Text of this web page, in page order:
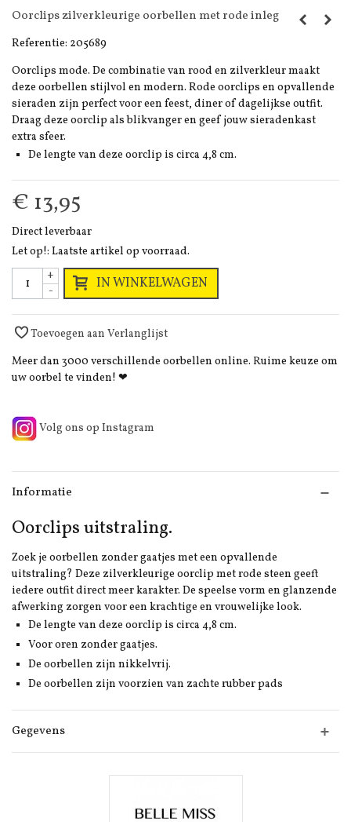
Oorclips zilverkleurige oorbellen met rode inleg
Referentie: 205689
Oorclips mode. De combinatie van rood en zilverkleur maakt
deze oorbellen stijlvol en modern. Rode oorclips en opvallende
sieraden zijn perfect voor een feest, diner of dagelijkse outfit.
Draag deze oorclip als blikvanger en geef jouw sieradenkast
extra sfeer.
De lengte van deze oorclip is circa 4,8 cm.
€ 13,95
Direct leverbaar
Let op!: Laatste artikel op voorraad.
-
+ IN WINKELWAGEN
Toevoegen aan Verlanglijst
Meer dan 3000 verschillende oorbellen online. Ruime keuze om
uw oorbel te vinden! ❤
Volg ons op Instagram
Informatie
Oorclips uitstraling.
Zoek je oorbellen zonder gaatjes met een opvallende
uitstraling? Deze zilverkleurige oorclip met rode steen geeft
iedere outfit direct meer karakter. De speelse vorm en glanzende
afwerking zorgen voor een krachtige en vrouwelijke look.
De lengte van deze oorclip is circa 4,8 cm.
Voor oren zonder gaatjes.
De oorbellen zijn nikkelvrij.
De oorbellen zijn voorzien van zachte rubber pads
Gegevens